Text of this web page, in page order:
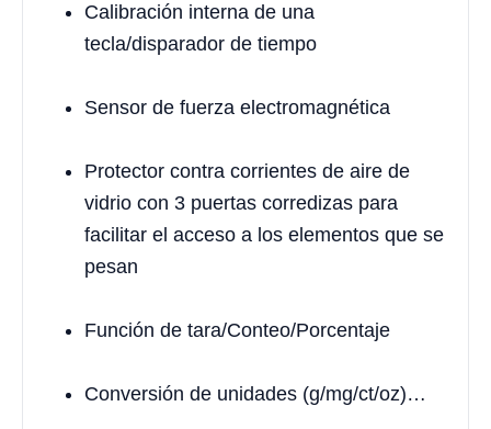
Calibración interna de una
tecla/disparador de tiempo
Sensor de fuerza electromagnética
Protector contra corrientes de aire de
vidrio con 3 puertas corredizas para
facilitar el acceso a los elementos que se
pesan
Función de tara/Conteo/Porcentaje
Conversión de unidades (g/mg/ct/oz)…